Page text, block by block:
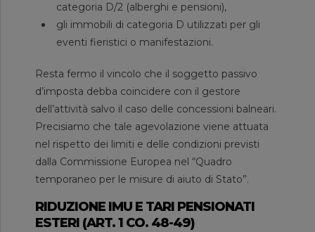
categoria D/2 (alberghi e pensioni),
gli immobili di categoria D utilizzati per gli
eventi fieristici o manifestazioni.
Resta fermo il vincolo che il soggetto passivo
d’imposta debba coincidere con il gestore
dell’attività salvo il caso delle concessioni balneari.
Precisiamo che tale agevolazione viene attuata
nel rispetto dei limiti e delle condizioni previsti
dalla Commissione Europea nel “Quadro
temporaneo per le misure di aiuto di Stato”.
RIDUZIONE IMU E TARI PENSIONATI
ESTERI (ART. 1 CO. 48-49)